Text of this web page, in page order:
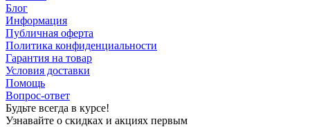
Блог
Информация
Публичная оферта
Политика конфиденциальности
Гарантия на товар
Условия доставки
Помощь
Вопрос-ответ
Будьте всегда в курсе!
Узнавайте о скидках и акциях первым